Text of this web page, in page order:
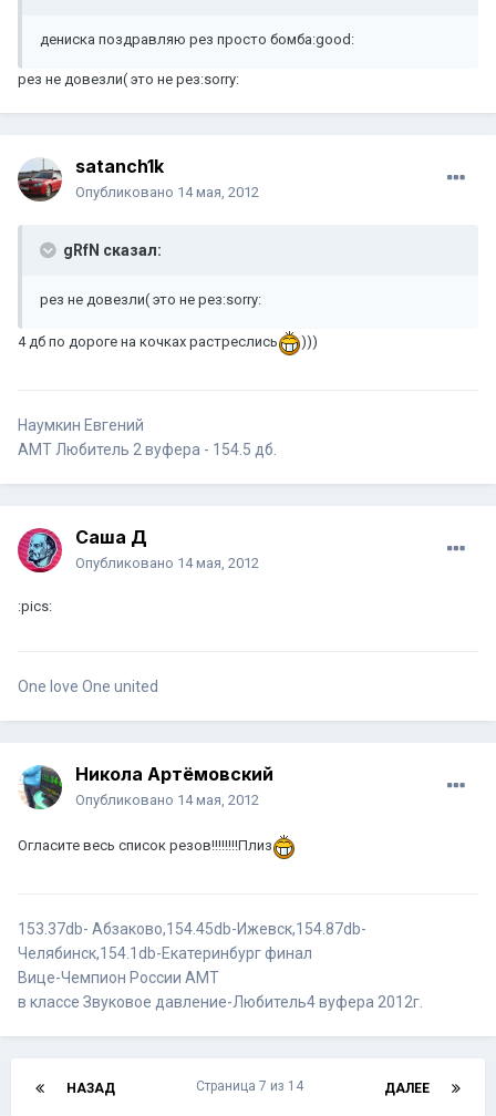
дениска поздравляю рез просто бомба:good:
рез не довезли( это не рез:sorry:
satanch1k
Опубликовано 14 мая, 2012
gRfN сказал:
рез не довезли( это не рез:sorry:
4 дб по дороге на кочках растреслись )))
Наумкин Евгений
АМТ Любитель 2 вуфера - 154.5 дб.
Саша Д
Опубликовано 14 мая, 2012
:pics:
One love One united
Никола Артёмовский
Опубликовано 14 мая, 2012
Огласите весь список резов!!!!!!!!Плиз
153.37db- Абзаково,154.45db-Ижевск,154.87db-
Челябинск,154.1db-Екатеринбург финал
Вице-Чемпион России АМТ
в классе Звуковое давление-Любитель4 вуфера 2012г.
НАЗАД ДАЛЕЕ
Страница 7 из 14